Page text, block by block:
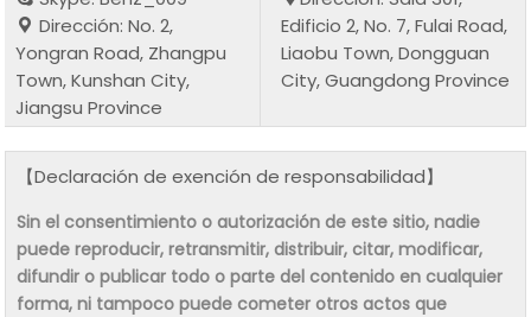
Dirección: No. 2,
Yongran Road, Zhangpu
Town, Kunshan City,
Jiangsu Province
Edificio 2, No. 7, Fulai Road,
Liaobu Town, Dongguan
City, Guangdong Province
【Declaración de exención de responsabilidad】
Sin el consentimiento o autorización de este sitio, nadie
puede reproducir, retransmitir, distribuir, citar, modificar,
difundir o publicar todo o parte del contenido en cualquier
forma, ni tampoco puede cometer otros actos que